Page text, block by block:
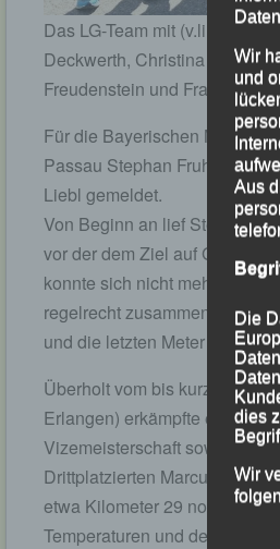
Das LG-Team mit (v.li.) LG-
Deckwerth, Christina
Freudenstein und Franziska
Für die Bayerischen
Passau Stephan Fruhmann,
Liebl gemeldet.
Von Beginn an lief Stephan
vor der dem Ziel auf Gold-
konnte sich nicht mehr auf
regelrecht zusammen und
und die letzten Meter ins Ziel
Überholt vom bis kurz vor
Erlangen) erkämpfte er sich
Vizemeisterschaft sowie den
Drittplatzierten Marcus
etwa Kilometer 29 noch auf
Temperaturen und der
Wir
und
Aus
Die
dies
Wir